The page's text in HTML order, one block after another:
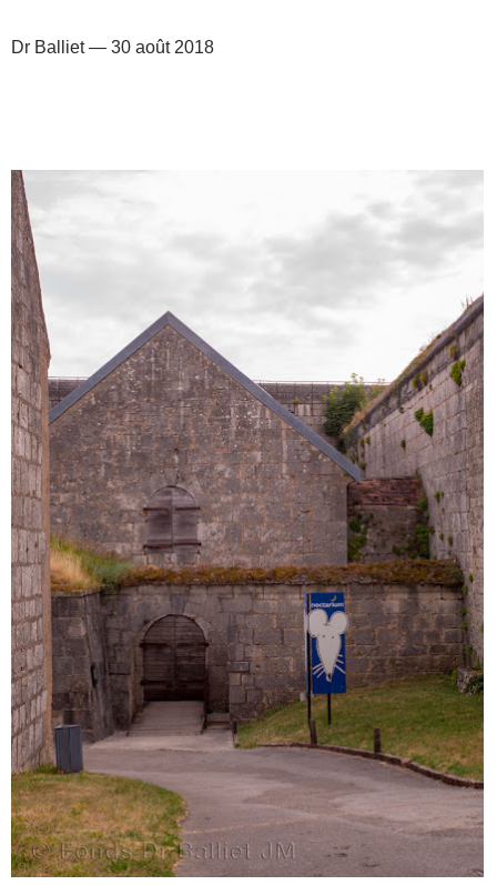
Dr Balliet — 30 août 2018